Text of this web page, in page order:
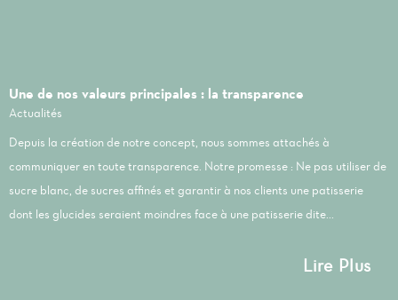
Une de nos valeurs principales : la transparence
Actualités
Depuis la création de notre concept, nous sommes attachés à
communiquer en toute transparence. Notre promesse : Ne pas utiliser de
sucre blanc, de sucres affinés et garantir à nos clients une patisserie
dont les glucides seraient moindres face à une patisserie dite...
Lire Plus